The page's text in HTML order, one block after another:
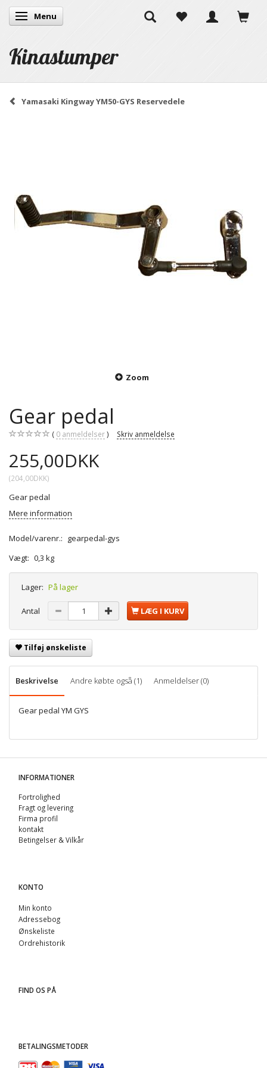
Skifte navigation
Menu
Kinastumper
Yamasaki Kingway YM50-GYS Reservedele
Zoom
Gear pedal
0 anmeldelser Skriv anmeldelse
255,00DKK
(204,00DKK)
Gear pedal
Mere information
Model/varenr.: gearpedal-gys
Vægt: 0,3 kg
Lager: På lager
Antal LÆG I KURV
Tilføj ønskeliste
Beskrivelse Andre købte også (1) Anmeldelser (0)
Gear pedal YM GYS
INFORMATIONER
Fortrolighed
Fragt og levering
Firma profil
kontakt
Betingelser & Vilkår
KONTO
Min konto
Adressebog
Ønskeliste
Ordrehistorik
FIND OS PÅ
BETALINGSMETODER